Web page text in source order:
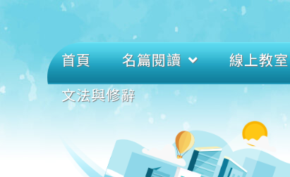
首頁 名篇閱讀 線上教室
文法與修辭